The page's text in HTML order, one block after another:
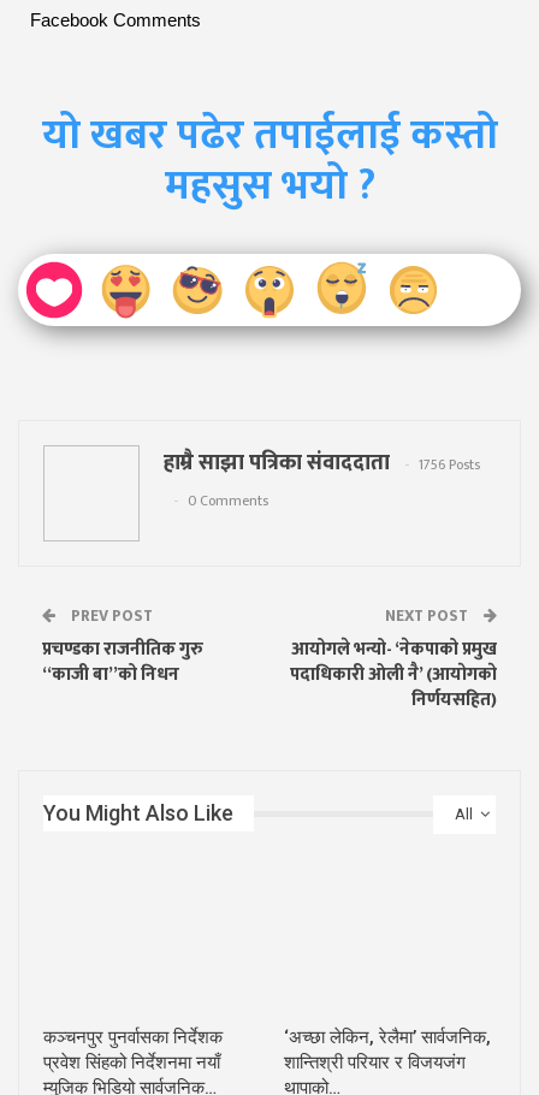
Facebook Comments
यो खबर पढेर तपाईलाई कस्तो
महसुस भयो ?
हाम्रै साझा पत्रिका संवाददाता
1756 Posts
0 Comments
PREV POST
प्रचण्डका राजनीतिक गुरु
“काजी बा”को निधन
NEXT POST
आयोगले भन्यो- ‘नेकपाको प्रमुख
पदाधिकारी ओली नै’ (आयाेगकाे
निर्णयसहित)
All
You Might Also Like
कञ्चनपुर पुनर्वासका निर्देशक
प्रवेश सिंहको निर्देशनमा नयाँ
म्युजिक भिडियो सार्वजनिक…
‘अच्छा लेकिन, रेलैमा’ सार्वजनिक,
शान्तिश्री परियार र विजयजंग
थापाको…